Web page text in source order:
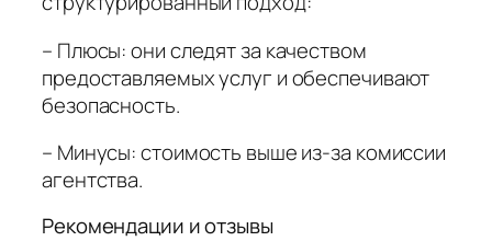
– Плюсы: они следят за качеством
предоставляемых услуг и обеспечивают
безопасность.
– Минусы: стоимость выше из-за комиссии
агентства.
Рекомендации и отзывы